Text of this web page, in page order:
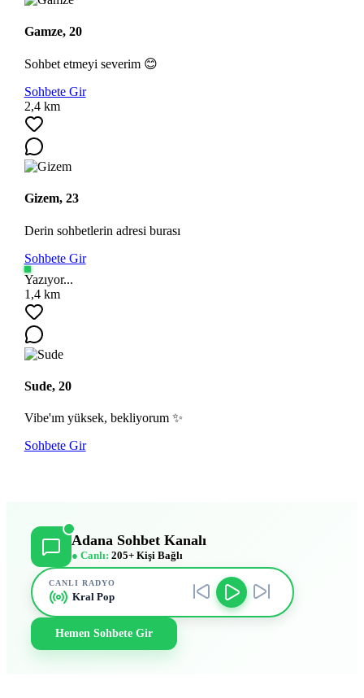
Gamze, 20
Sohbet etmeyi severim 😊
Sohbete Gir
2,4 km
Gizem, 23
Derin sohbetlerin adresi burası
Sohbete Gir
Yazıyor...
1,4 km
Sude, 20
Vibe'ım yüksek, bekliyorum ✨
Sohbete Gir
Adana Sohbet Kanalı
● Canlı: 205+ Kişi Bağlı
CANLI RADYO
Kral Pop
Hemen Sohbete Gir